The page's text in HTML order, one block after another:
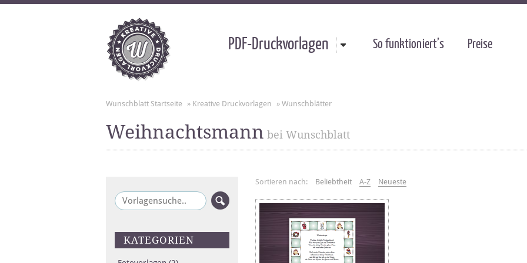
PDF-Druckvorlagen So funktioniert’s Preise
Wunschblatt Startseite » Kreative Druckvorlagen » Wunschblätter
Weihnachtsmann bei Wunschblatt
KATEGORIEN
Sortieren nach: Beliebtheit A-Z Neueste